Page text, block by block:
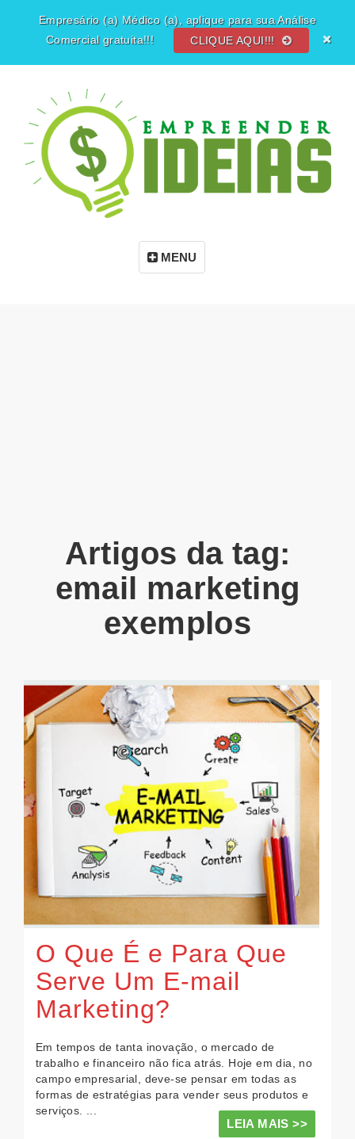
Empresário (a) Médico (a), aplique para sua Análise
Comercial gratuita!!!
CLIQUE AQUI!!!
MENU
Artigos da tag:
email marketing
exemplos
O Que É e Para Que
Serve Um E-mail
Marketing?
Em tempos de tanta inovação, o mercado de
trabalho e financeiro não fica atrás. Hoje em dia, no
campo empresarial, deve-se pensar em todas as
formas de estratégias para vender seus produtos e
serviços. ...
LEIA MAIS >>